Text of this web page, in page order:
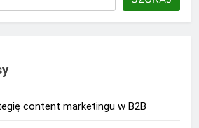
content marketingu w B2B